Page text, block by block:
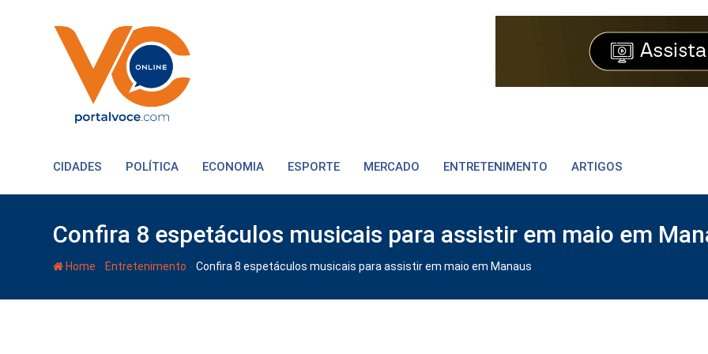
CIDADES POLÍTICA ECONOMIA ESPORTE MERCADO ENTRETENIMENTO ARTIGOS
Confira 8 espetáculos musicais para assistir em maio em
Home - Entretenimento - Confira 8 espetáculos musicais para assistir em maio em Manaus